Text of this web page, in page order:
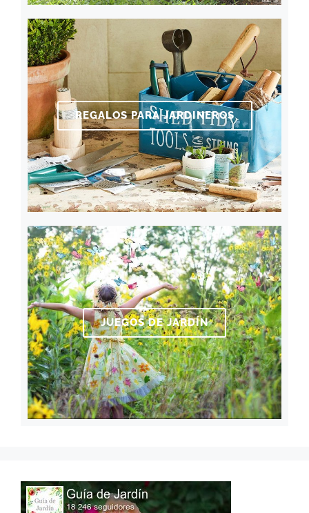
REGALOS PARA JARDINEROS
JUEGOS DE JARDÍN